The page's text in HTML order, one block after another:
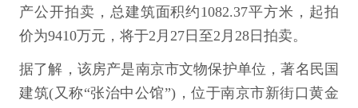
产公开拍卖，总建筑面积约1082.37平方米，起拍
价为9410万元，将于2月27日至2月28日拍卖。
据了解，该房产是南京市文物保护单位，著名民国
建筑(又称“张治中公馆”)，位于南京市新街口黄金